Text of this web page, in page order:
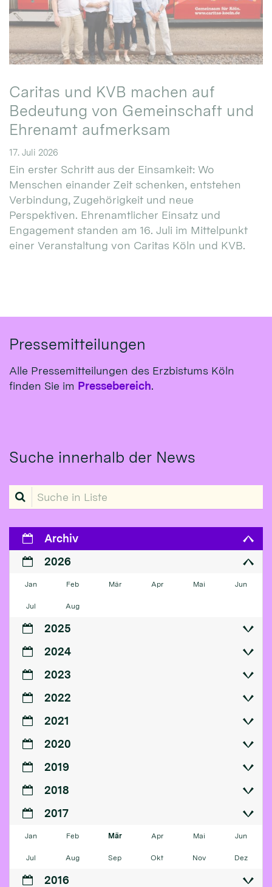
Caritas und KVB machen auf
Bedeutung von Gemeinschaft und
Ehrenamt aufmerksam
17. Juli 2026
Ein erster Schritt aus der Einsamkeit: Wo
Menschen einander Zeit schenken, entstehen
Verbindung, Zugehörigkeit und neue
Perspektiven. Ehrenamtlicher Einsatz und
Engagement standen am 16. Juli im Mittelpunkt
einer Veranstaltung von Caritas Köln und KVB.
Pressemitteilungen
Alle Pressemitteilungen des Erzbistums Köln
finden Sie im Pressebereich.
Suche innerhalb der News
Suche in Liste
Archiv
2026
Jan Feb Mär Apr Mai Jun
Jul Aug
2025
2024
2023
2022
2021
2020
2019
2018
2017
Jan Feb Mär Apr Mai Jun
Jul Aug Sep Okt Nov Dez
2016